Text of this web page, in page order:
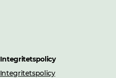
Integritetspolicy
Integritetspolicy